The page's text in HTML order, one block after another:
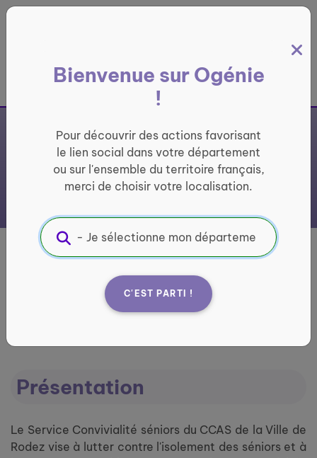
France entière
Bienvenue sur Ogénie
!
Pour découvrir des actions favorisant
le lien social dans votre département
ou sur l'ensemble du territoire français,
merci de choisir votre localisation.
C'EST PARTI !
SERVICE
CONVIVIALITE
SENIORS - CCAS
DE RODEZ
Présentation
Le Service Convivialité séniors du CCAS de la Ville de
Rodez vise à lutter contre l'isolement des séniors et à
Panneau de gestion des cookies